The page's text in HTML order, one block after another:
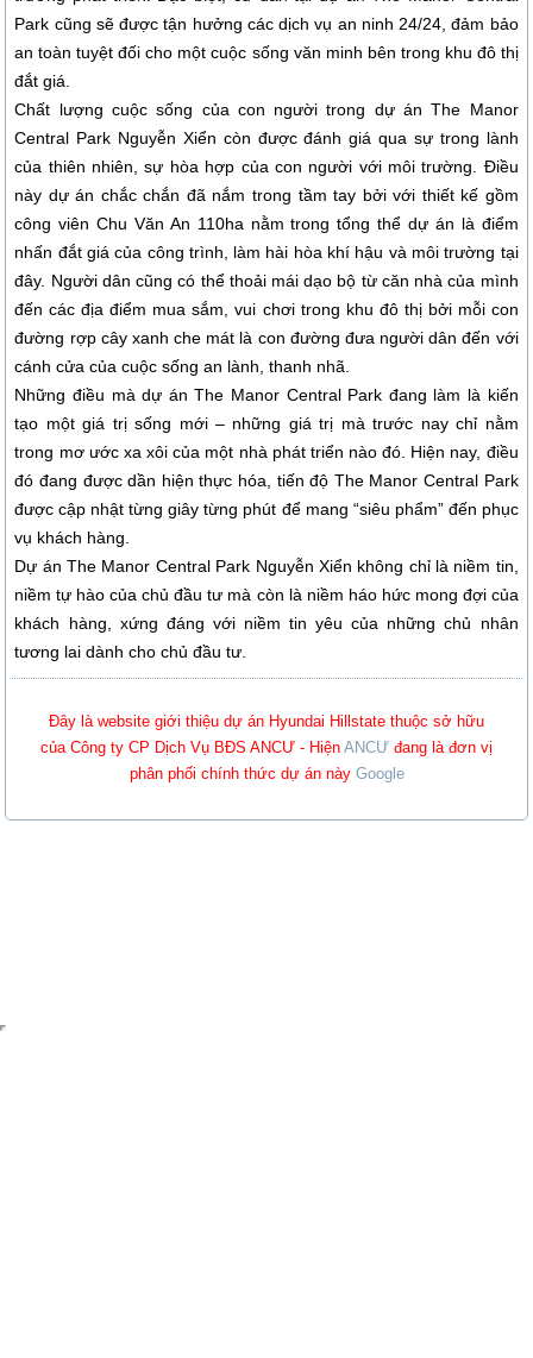
Park cũng sẽ được tận hưởng các dịch vụ an ninh 24/24, đảm bảo
an toàn tuyệt đối cho một cuộc sống văn minh bên trong khu đô thị
đắt giá.
Chất lượng cuộc sống của con người trong dự án The Manor
Central Park Nguyễn Xiển còn được đánh giá qua sự trong lành
của thiên nhiên, sự hòa hợp của con người với môi trường. Điều
này dự án chắc chắn đã nắm trong tầm tay bởi với thiết kế gồm
công viên Chu Văn An 110ha nằm trong tổng thể dự án là điểm
nhấn đắt giá của công trình, làm hài hòa khí hậu và môi trường tại
đây. Người dân cũng có thể thoải mái dạo bộ từ căn nhà của mình
đến các địa điểm mua sắm, vui chơi trong khu đô thị bởi mỗi con
đường rợp cây xanh che mát là con đường đưa người dân đến với
cánh cửa của cuộc sống an lành, thanh nhã.
Những điều mà dự ánThe Manor Central Park đang làm là kiến
tạo một giá trị sống mới – những giá trị mà trước nay chỉ nằm
trong mơ ước xa xôi của một nhà phát triển nào đó. Hiện nay, điều
đó đang được dần hiện thực hóa, tiến độ The Manor Central Park
được cập nhật từng giây từng phút để mang “siêu phẩm” đến phục
vụ khách hàng.
Dự án The Manor Central Park Nguyễn Xiển không chỉ là niềm tin,
niềm tự hào của chủ đầu tư mà còn là niềm háo hức mong đợi của
khách hàng, xứng đáng với niềm tin yêu của những chủ nhân
tương lai dành cho chủ đầu tư.
Đây là website giới thiệu dự án Hyundai Hillstate thuộc sở hữu
của Công ty CP Dịch Vụ BĐS ANCƯ - Hiện ANCƯ đang là đơn vị
phân phối chính thức dự án này Google